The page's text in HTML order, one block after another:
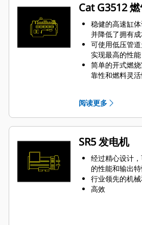
Cat G3512
稳健的高速缸
并降低了拥有
可使用低压管
实现最高的性能
简单的开式燃
靠性和燃料灵
效率
一个电子控制
功能：点火、
动机保护
阅读更多
SR5 发电机
经过精心设计
的性能和输出
行业领先的机
高效